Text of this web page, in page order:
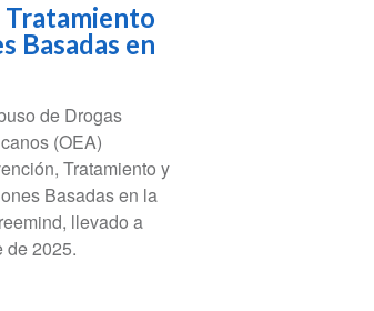
Tratamiento
Basadas en
de Drogas
(OEA)
Tratamiento y
Basadas en la
llevado a
de 2025.